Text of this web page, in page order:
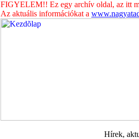
FIGYELEM!! Ez egy archív oldal, az itt
Az aktuális információkat a
Hírek,